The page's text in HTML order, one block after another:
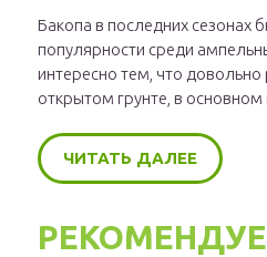
Бакопа в последних сезонах
популярности среди
интересно тем, что
открытом грунте, в основном
ЧИТАТЬ ДАЛЕЕ